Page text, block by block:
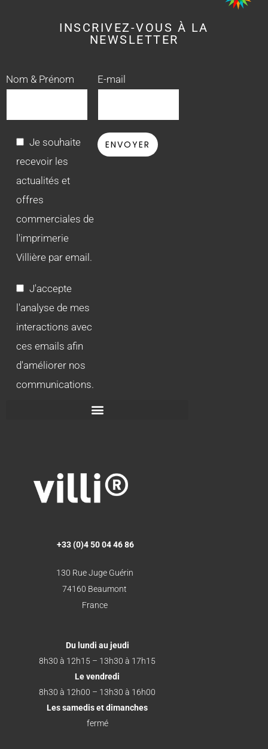
INSCRIVEZ-VOUS À LA
NEWSLETTER
Nom & Prénom E-mail
Je souhaite
recevoir les
actualités et
offres
commerciales de
l'imprimerie
Villière par email.
J'accepte
l'analyse de mes
interactions avec
ces emails afin
d'améliorer nos
communications.
+33 (0)4 50 04 46 86
130 Rue Juge Guérin
74160 Beaumont
France
Du lundi au jeudi
8h30 à 12h15 – 13h30 à 17h15
Le vendredi
8h30 à 12h00 – 13h30 à 16h00
Les samedis et dimanches
fermé